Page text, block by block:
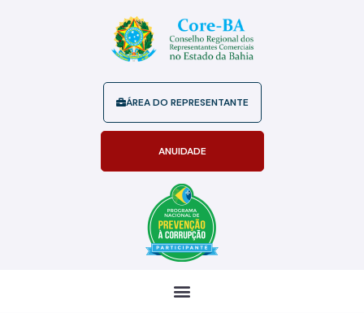
ÁREA DO REPRESENTANTE
ANUIDADE